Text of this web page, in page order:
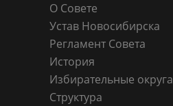
О Совете
Устав Новосибирска
Регламент Совета
История
Избирательные округа
Структура